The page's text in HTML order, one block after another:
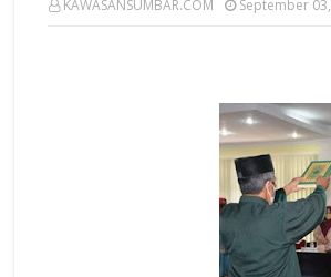
KAWASANSUMBAR.COM September